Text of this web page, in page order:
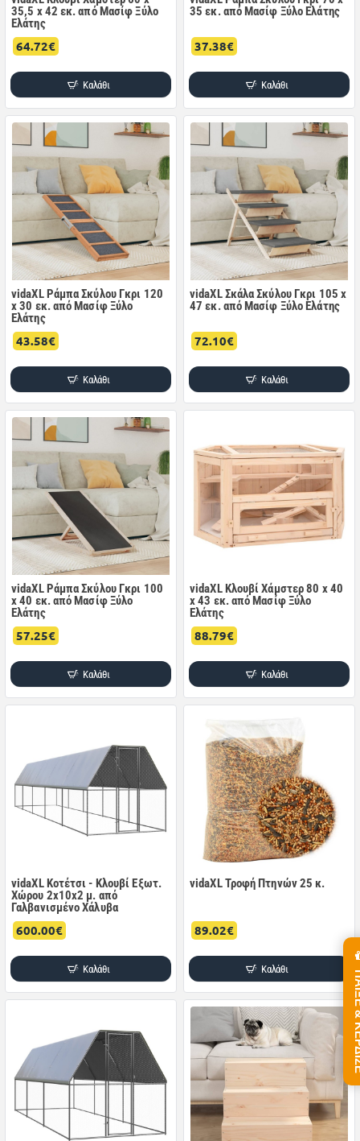
35,5 x 42 εκ. από Μασίφ Ξύλο
Ελάτης
64.72€
Καλάθι
35 εκ. από Μασίφ Ξύλο Ελάτης
37.38€
Καλάθι
vidaXL Ράμπα Σκύλου Γκρι 120
x 30 εκ. από Μασίφ Ξύλο
Ελάτης
43.58€
Καλάθι
vidaXL Σκάλα Σκύλου Γκρι 105 x
47 εκ. από Μασίφ Ξύλο Ελάτης
72.10€
Καλάθι
vidaXL Ράμπα Σκύλου Γκρι 100
x 40 εκ. από Μασίφ Ξύλο
Ελάτης
57.25€
Καλάθι
vidaXL Κλουβί Χάμστερ 80 x 40
x 43 εκ. από Μασίφ Ξύλο
Ελάτης
88.79€
Καλάθι
vidaXL Κοτέτσι - Κλουβί Εξωτ.
Χώρου 2x10x2 μ. από
Γαλβανισμένο Χάλυβα
600.00€
Καλάθι
vidaXL Τροφή Πτηνών 25 κ.
89.02€
Καλάθι